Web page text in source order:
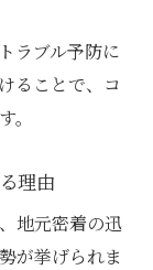
ラブル予防に
ることで、コ
理由
地元密着の迅
が挙げられま